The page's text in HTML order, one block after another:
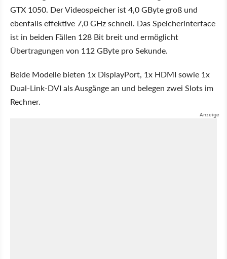
GTX 1050. Der Videospeicher ist 4,0 GByte groß und
ebenfalls effektive 7,0 GHz schnell. Das Speicherinterface
ist in beiden Fällen 128 Bit breit und ermöglicht
Übertragungen von 112 GByte pro Sekunde.
Beide Modelle bieten 1x DisplayPort, 1x HDMI sowie 1x
Dual-Link-DVI als Ausgänge an und belegen zwei Slots im
Rechner.